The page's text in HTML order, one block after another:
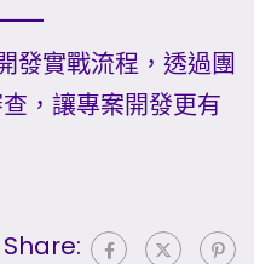
發實戰流程，透過團
，讓專案開發更有
Share: